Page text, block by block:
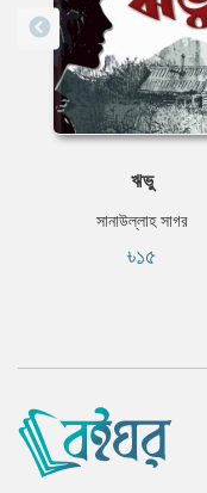
ঋভু
সানাউল্লাহ সাগর
৳১৫